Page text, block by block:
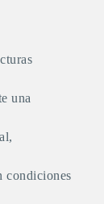
una
condiciones